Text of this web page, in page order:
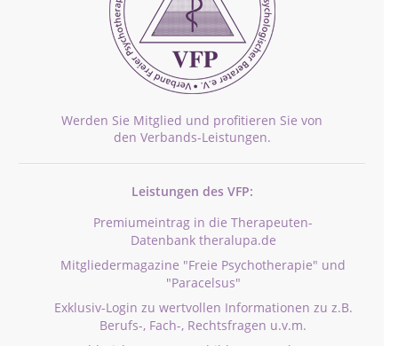
Werden Sie Mitglied und profitieren Sie von
den Verbands-Leistungen.
Leistungen des VFP:
Premiumeintrag in die Therapeuten-
Datenbank theralupa.de
Mitgliedermagazine "Freie Psychotherapie" und
"Paracelsus"
Exklusiv-Login zu wertvollen Informationen zu z.B.
Berufs-, Fach-, Rechtsfragen u.v.m.